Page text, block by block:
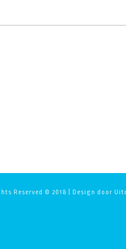
Reserved © 2018 | Design door